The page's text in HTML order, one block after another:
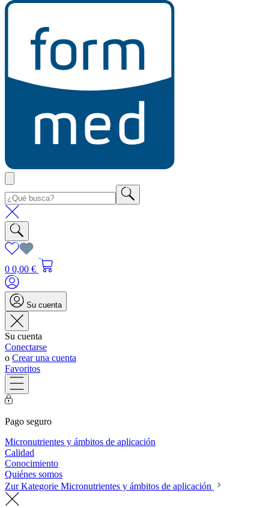
0 0,00 €
Su cuenta
Su cuenta
Conectarse
o Crear una cuenta
Favoritos
Pago seguro
Micronutrientes y ámbitos de aplicación
Calidad
Conocimiento
Quiénes somos
Zur Kategorie Micronutrientes y ámbitos de aplicación